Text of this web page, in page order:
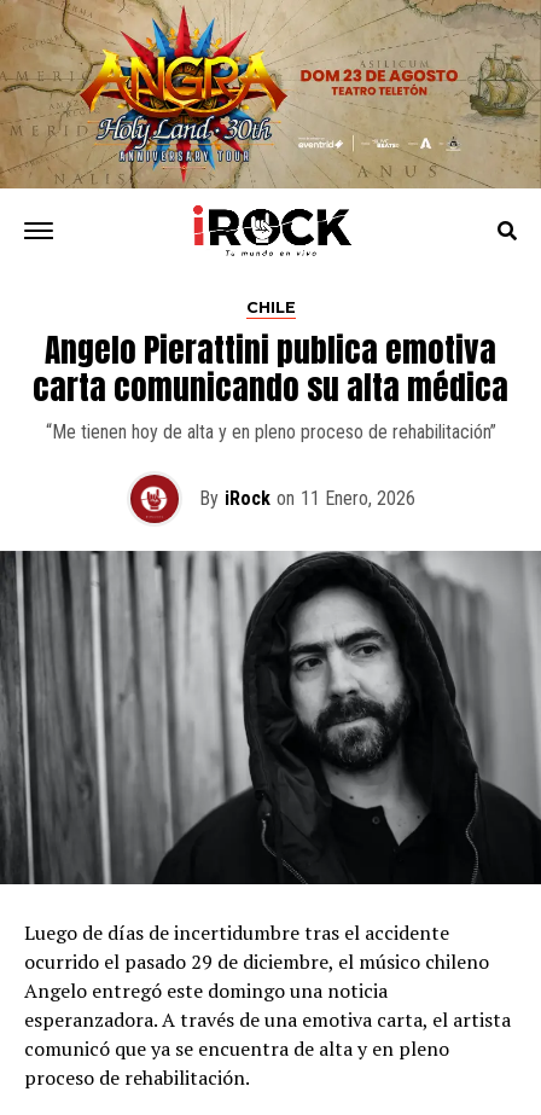
CHILE
Angelo Pierattini publica emotiva
carta comunicando su alta médica
“Me tienen hoy de alta y en pleno proceso de rehabilitación”
By iRock on 11 Enero, 2026
Luego de días de incertidumbre tras el accidente
ocurrido el pasado 29 de diciembre, el músico chileno
Angelo entregó este domingo una noticia
esperanzadora. A través de una emotiva carta, el artista
comunicó que ya se encuentra de alta y en pleno
proceso de rehabilitación.